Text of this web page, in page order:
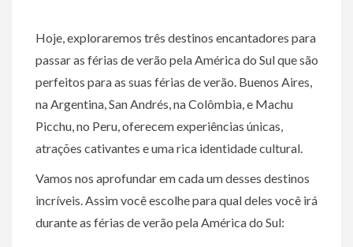
Hoje, exploraremos três destinos encantadores para
passar as férias de verão pela América do Sul que são
perfeitos para as suas férias de verão. Buenos Aires,
na Argentina, San Andrés, na Colômbia, e Machu
Picchu, no Peru, oferecem experiências únicas,
atrações cativantes e uma rica identidade cultural.
Vamos nos aprofundar em cada um desses destinos
incríveis. Assim você escolhe para qual deles você irá
durante as férias de verão pela América do Sul: